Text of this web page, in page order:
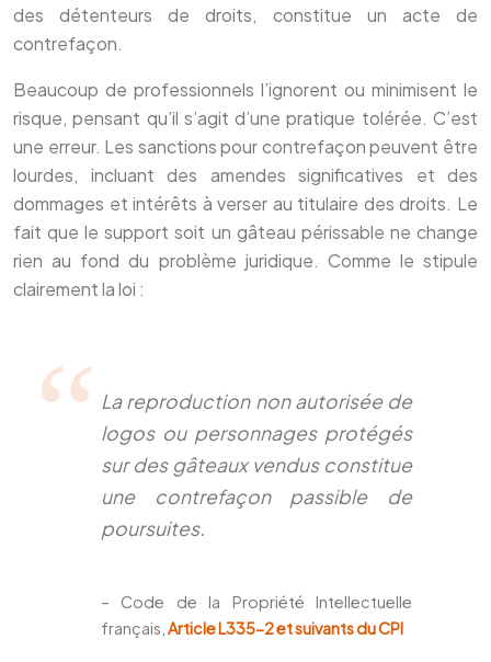
des détenteurs de droits, constitue un acte de
contrefaçon.
Beaucoup de professionnels l’ignorent ou minimisent le
risque, pensant qu’il s’agit d’une pratique tolérée. C’est
une erreur. Les sanctions pour contrefaçon peuvent être
lourdes, incluant des amendes significatives et des
dommages et intérêts à verser au titulaire des droits. Le
fait que le support soit un gâteau périssable ne change
rien au fond du problème juridique. Comme le stipule
clairement la loi :
La reproduction non autorisée de
logos ou personnages protégés
sur des gâteaux vendus constitue
une contrefaçon passible de
poursuites.
– Code de la Propriété Intellectuelle
français, Article L335-2 et suivants du CPI